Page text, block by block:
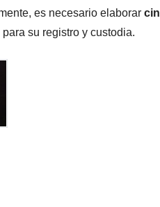
es necesario elaborar
su registro y custodia.